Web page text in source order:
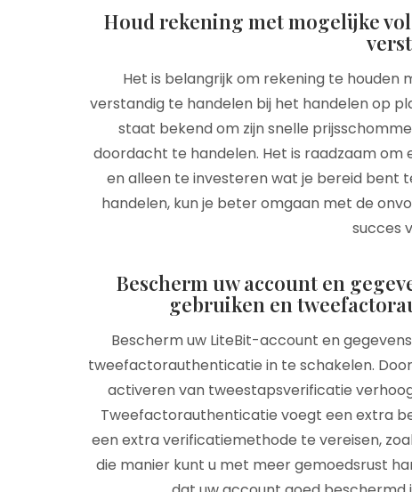
Houd rekening met mogelijke
Het is belangrijk om rekening te
verstandig te handelen bij het handelen op
staat bekend om zijn snelle
doordacht te handelen. Het is raadzaam
en alleen te investeren wat je bereid bent
handelen, kun je beter omgaan met de
succes
Bescherm uw account en
gebruiken en
Bescherm uw LiteBit-account en
tweefactorauthenticatie in te schakelen.
activeren van tweestapsverificatie
Tweefactorauthenticatie voegt een extra
een extra verificatiemethode te vereisen,
die manier kunt u met meer gemoedsrust